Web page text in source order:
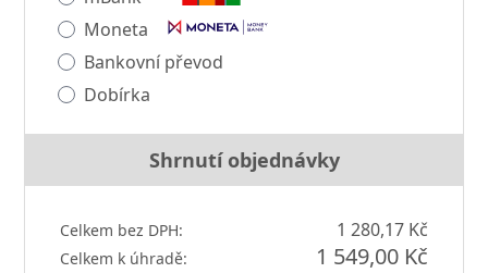
Moneta
Bankovní převod
Dobírka
Shrnutí objednávky
Celkem bez DPH: 1 280,17 Kč
Celkem k úhradě: 1 549,00 Kč